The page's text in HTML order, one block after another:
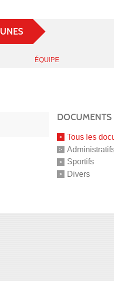
ÉQUIPE
DOCUMENTS
Tous les
Sportifs
Divers